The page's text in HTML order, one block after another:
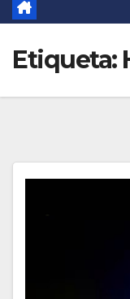
Etiqueta: